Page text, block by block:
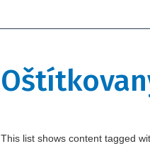
This list shows content tagged